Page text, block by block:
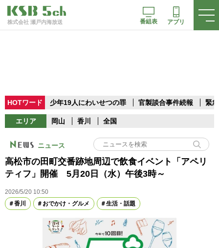
株式会社 瀬戸内海放送 番組表 アプリ
HOTワード 少年19人にわいせつの罪 官製談合事件続報 緊
エリア 岡山 香川 全国
ニュース
高松市の田町交番跡地周辺で飲食イベント「アペリ
ティフ」開催 5月20日（水）午後3時～
2026/5/20 10:50
香川
おでかけ・グルメ 生活・話題